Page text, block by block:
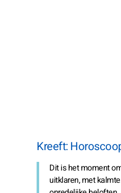
Kreeft:
Dit is het moment
uitklaren, met